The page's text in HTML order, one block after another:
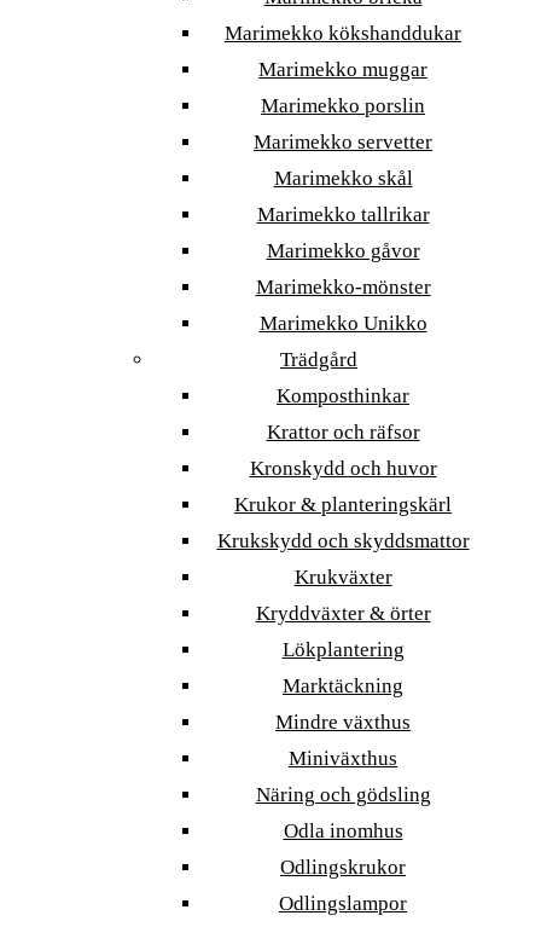
Marimekko kökshanddukar
Marimekko muggar
Marimekko porslin
Marimekko servetter
Marimekko skål
Marimekko tallrikar
Marimekko gåvor
Marimekko-mönster
Marimekko Unikko
Trädgård
Komposthinkar
Krattor och räfsor
Kronskydd och huvor
Krukor & planteringskärl
Krukskydd och skyddsmattor
Krukväxter
Kryddväxter & örter
Lökplantering
Marktäckning
Mindre växthus
Miniväxthus
Näring och gödsling
Odla inomhus
Odlingskrukor
Odlingslampor